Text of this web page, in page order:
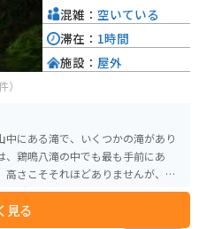
）
にある滝で、いくつかの滝があり
、鶏鳴八滝の中でも最も手前にあ
高さこそそれほどありませんが、水
を流れる様はしっかりと見応えがあ
見る
混雑： 空いている
滞在： 1時間
施設： 屋外